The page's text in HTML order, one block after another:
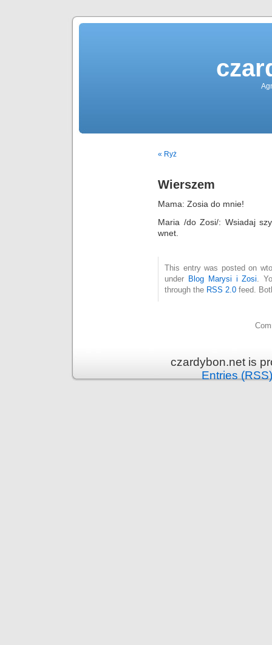
« Ryż
Wierszem
Mama: Zosia do mnie!
Maria /do Zosi/: Wsiadaj
wnet.
This entry was posted on
under Blog Marysi i Zosi.
through the RSS 2.0 feed.
czardybon.net is
Entries (RSS)